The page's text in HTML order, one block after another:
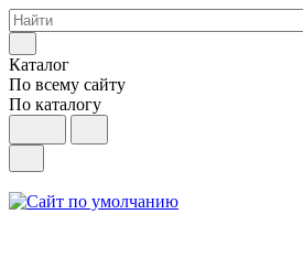
Каталог
По всему сайту
По каталогу